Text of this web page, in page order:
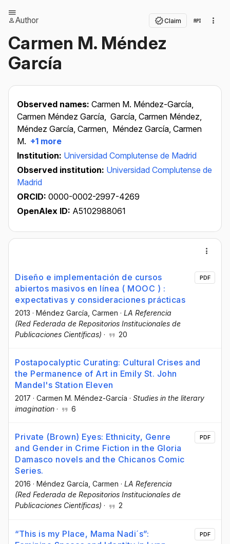
Author Claim
Carmen M. Méndez
García
Observed names: Carmen M. Méndez-García,
Carmen Méndez García, García, Carmen Méndez,
Méndez García, Carmen, Méndez García, Carmen
M. +1 more
Institution: Universidad Complutense de Madrid
Observed institution: Universidad Complutense de
Madrid
ORCID: 0000-0002-2997-4269
OpenAlex ID: A5102988061
Diseño e implementación de cursos
abiertos masivos en línea ( MOOC ) :
expectativas y consideraciones prácticas
2013 · Méndez García, Carmen · LA Referencia
(Red Federada de Repositorios Institucionales de
Publicaciones Científicas) · 20
PDF
Postapocalyptic Curating: Cultural Crises and
the Permanence of Art in Emily St. John
Mandel's Station Eleven
2017 · Carmen M. Méndez-García · Studies in the literary
imagination · 6
Private (Brown) Eyes: Ethnicity, Genre
and Gender in Crime Fiction in the Gloria
Damasco novels and the Chicanos Comic
Series.
2016 · Méndez García, Carmen · LA Referencia
(Red Federada de Repositorios Institucionales de
Publicaciones Científicas) · 2
PDF
“This is my Place, Mama Nadi´s”:
PDF